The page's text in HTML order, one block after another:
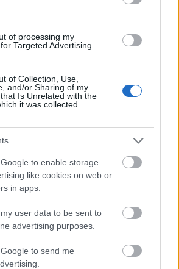
of processing my
Targeted Advertising.
of Collection, Use,
and/or Sharing of my
Is Unrelated with the
it was collected.
to enable storage
like cookies on web or
in apps.
user data to be sent to
advertising purposes.
to send me
ha sido utilizado por Valverde como
en su esquema 4-2-3-1,
muy retrasada con respecto al
hizo las funciones de delantero.
suele utilizar a Enes Unal, Borja
y Latasa. Los tres partidos en los que
en Osasuna un sistema 4-2-3-1 o 4-1-